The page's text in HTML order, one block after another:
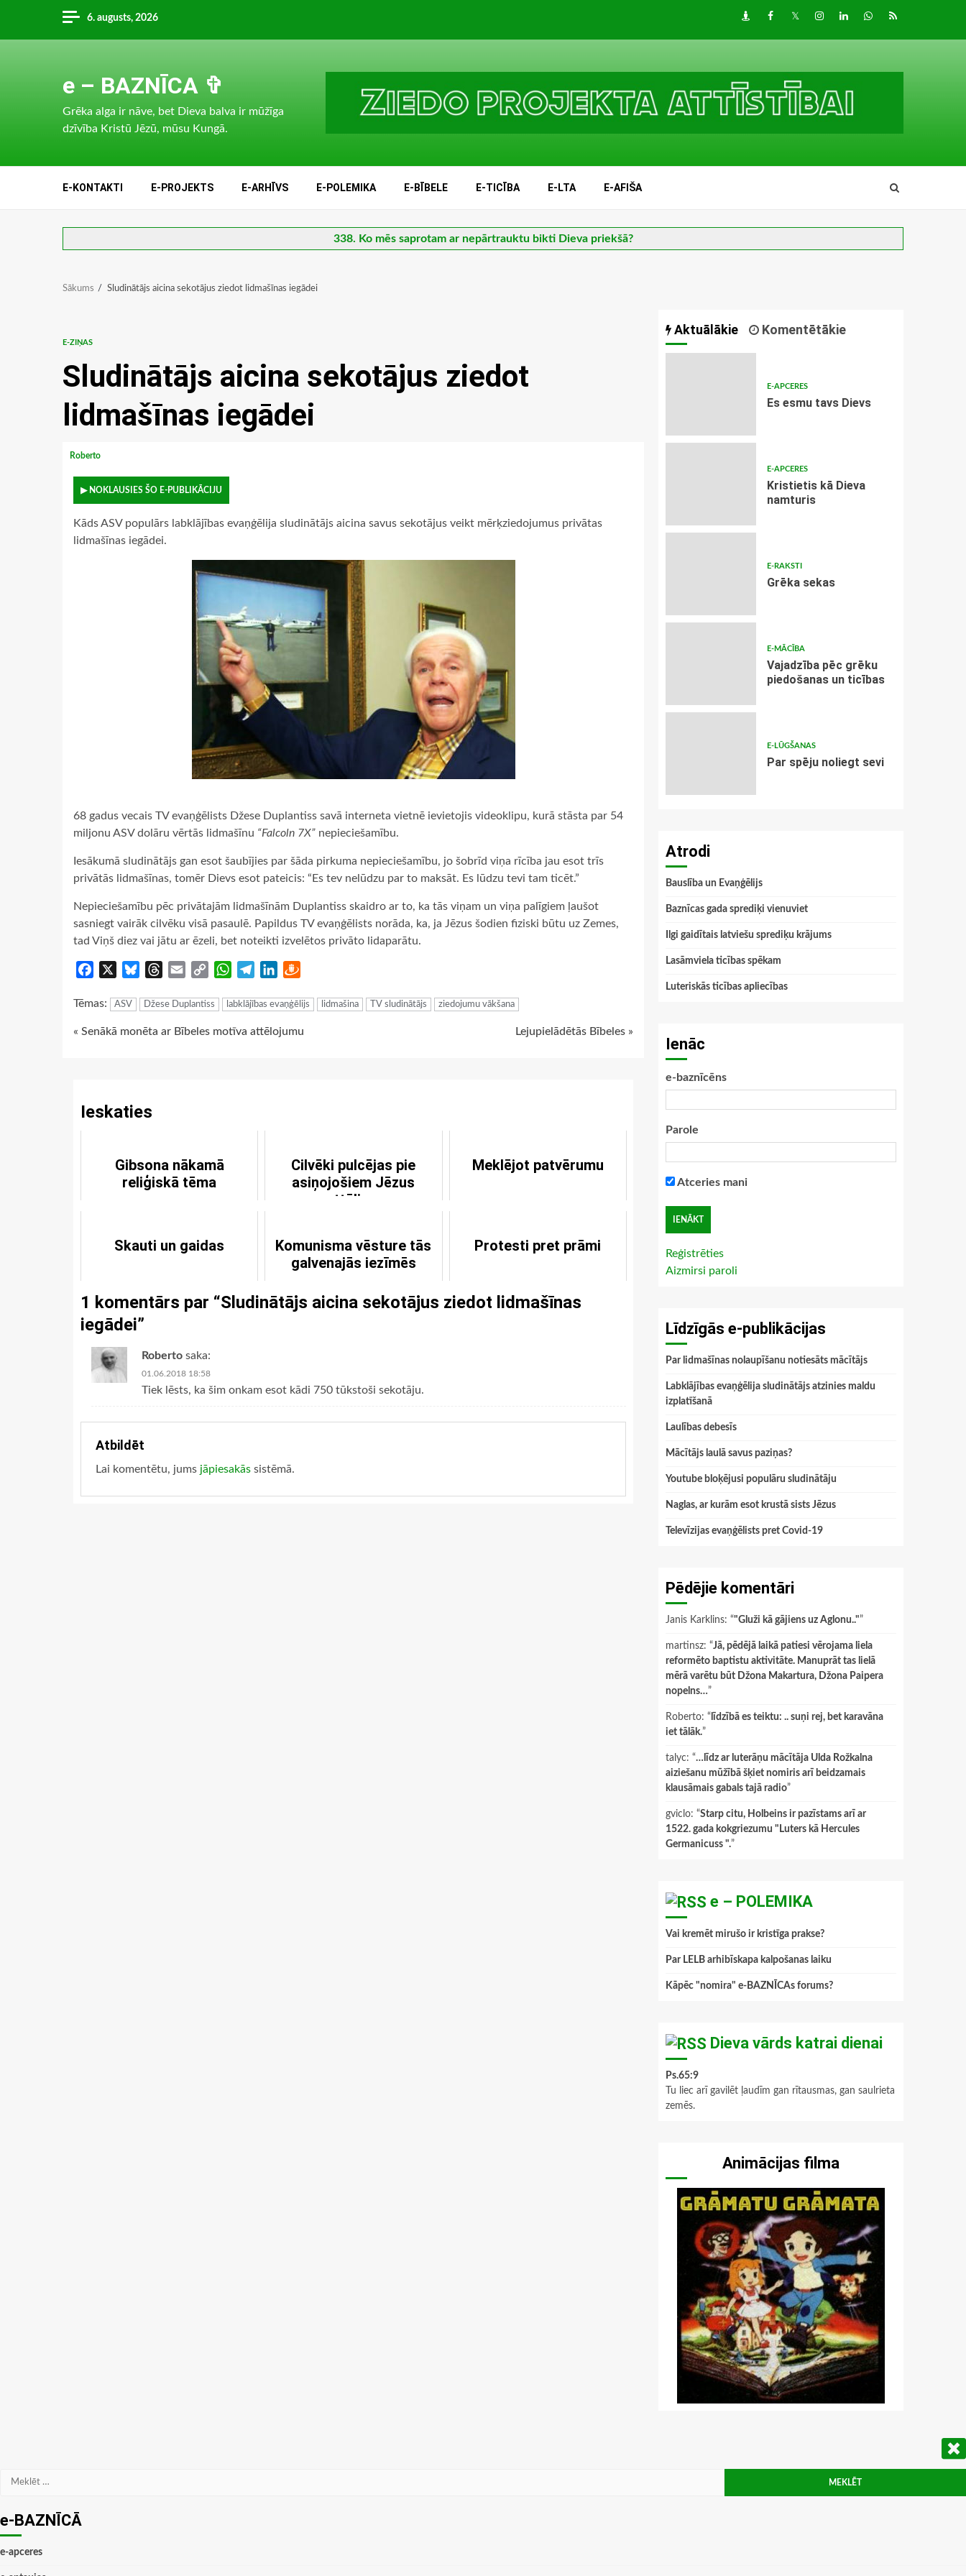
content
6. augusts, 2026 DraugiemFacebook
TwitterInstagram
LinkedInwhatsapp
RSS
e – BAZNĪCA ✞
Grēka alga ir nāve, bet Dieva balva ir mūžīga
dzīvība Kristū Jēzū, mūsu Kungā.
E-KONTAKTI E-PROJEKTS E-ARHĪVS E-POLEMIKA E-BĪBELE E-TICĪBA E-LTA E-AFIŠA
338. Ko mēs saprotam ar nepārtrauktu bikti Dieva priekšā?
Sākums Sludinātājs aicina sekotājus ziedot lidmašīnas iegādei
E-ZIŅAS
Sludinātājs aicina sekotājus ziedot
lidmašīnas iegādei
Roberto
▶ NOKLAUSIES ŠO E-PUBLIKĀCIJU
Kāds ASV populārs labklājības evaņģēlija sludinātājs aicina savus sekotājus veikt mērķziedojumus privātas
lidmašīnas iegādei.
68 gadus vecais TV evaņģēlists Džese Duplantiss savā interneta vietnē ievietojis videoklipu, kurā stāsta par 54
miljonu ASV dolāru vērtās lidmašīnu “Falcoln 7X” nepieciešamību.
Iesākumā sludinātājs gan esot šaubījies par šāda pirkuma nepieciešamību, jo šobrīd viņa rīcība jau esot trīs
privātās lidmašīnas, tomēr Dievs esot pateicis: “Es tev nelūdzu par to maksāt. Es lūdzu tevi tam ticēt.”
Nepieciešamību pēc privātajām lidmašīnām Duplantiss skaidro ar to, ka tās viņam un viņa palīgiem ļaušot
sasniegt vairāk cilvēku visā pasaulē. Papildus TV evaņģēlists norāda, ka, ja Jēzus šodien fiziski būtu uz Zemes,
tad Viņš diez vai jātu ar ēzeli, bet noteikti izvelētos privāto lidaparātu.
Facebook BlueskyThreads
Email
Copy
WhatsApp
TelegramLinkedIn
Tēmas: ASV Džese Duplantiss labklājības evaņģēlijs lidmašina TV sludinātājs ziedojumu vākšana
Continue
« Senākā monēta ar Bībeles motīva attēlojumu Lejupielādētās Bībeles »
Ieskaties
Gibsona nākamā
reliģiskā tēma
Cilvēki pulcējas pie
asiņojošiem Jēzus
attēliem
Meklējot patvērumu
Skauti un gaidas
Komunisma vēsture tās
galvenajās iezīmēs
Protesti pret prāmi
1 komentārs par “Sludinātājs aicina sekotājus ziedot lidmašīnas
iegādei”
Roberto saka:
01.06.2018 18:58
Tiek lēsts, ka šim onkam esot kādi 750 tūkstoši sekotāju.
Atbildēt
Lai komentētu, jums jāpiesakās sistēmā.
Aktuālākie Komentētākie
E-APCERES
Es esmu tavs Dievs
E-APCERES
Kristietis kā Dieva
namturis
E-RAKSTI
Grēka sekas
E-MĀCĪBA
Vajadzība pēc grēku
piedošanas un ticības
E-LŪGŠANAS
Par spēju noliegt sevi
Atrodi
Bauslība un Evaņģēlijs
Baznīcas gada sprediķi vienuviet
Ilgi gaidītais latviešu sprediķu krājums
Lasāmviela ticības spēkam
Luteriskās ticības apliecības
Ienāc
e-baznīcēns
Parole
Atceries mani
Reģistrēties
Aizmirsi paroli
Līdzīgās e-publikācijas
Par lidmašīnas nolaupīšanu notiesāts mācītājs
Labklājības evaņģēlija sludinātājs atzinies maldu
izplatīšanā
Laulības debesīs
Mācītājs laulā savus paziņas?
Youtube bloķējusi populāru sludinātāju
Naglas, ar kurām esot krustā sists Jēzus
Televīzijas evaņģēlists pret Covid-19
Pēdējie komentāri
Janis Karklins: “"Gluži kā gājiens uz Aglonu.."”
martinsz: “Jā, pēdējā laikā patiesi vērojama liela
reformēto baptistu aktivitāte. Manuprāt tas lielā
mērā varētu būt Džona Makartura, Džona Paipera
nopelns…”
Roberto: “ līdzībā es teiktu: .. suņi rej, bet karavāna
iet tālāk.”
talyc: “…līdz ar luterāņu mācītāja Ulda Rožkalna
aiziešanu mūžībā šķiet nomiris arī beidzamais
klausāmais gabals tajā radio”
gviclo: “Starp citu, Holbeins ir pazīstams arī ar
1522. gada kokgriezumu "Luters kā Hercules
Germanicuss ".”
e – POLEMIKA
Vai kremēt mirušo ir kristīga prakse?
Par LELB arhibīskapa kalpošanas laiku
Kāpēc "nomira" e-BAZNĪCAs forums?
Dieva vārds katrai dienai
Ps.65:9
Tu liec arī gavilēt ļaudīm gan rītausmas, gan saulrieta
zemēs.
Animācijas filma
Meklēt:
e-BAZNĪCĀ
e-apceres